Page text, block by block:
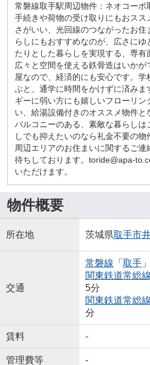
常磐線取手駅周辺物件：ネオコーポ
手続きや荷物の受け取りにもおスス
さがいい、光回線のつながったお
らしにもおすすめなのが、広さにゆ
たりとした暮らしを実現する、専有
広々と空間を使える鉄骨造はいか
屋なので、経済的にも安心です。
ぶと、通学に時間をかけずに済み
ギーに弱い方にも嬉しいフローリ
い、給湯設備付きのオススメ物件と
バルコニーのある、素敵な暮らし
しでも抑えたいのなら礼金不要の
周辺エリアのお住まいに関するご
待ちしております。toride@apa-
いただけます。
物件概要
所在地 茨城県取手市
交通
常磐線 「 取手
関東鉄道常総線
5分
関東鉄道常総線
分
賃料 -
管理費等 -